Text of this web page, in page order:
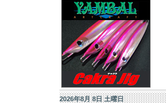
2026年8月 8日 土曜日